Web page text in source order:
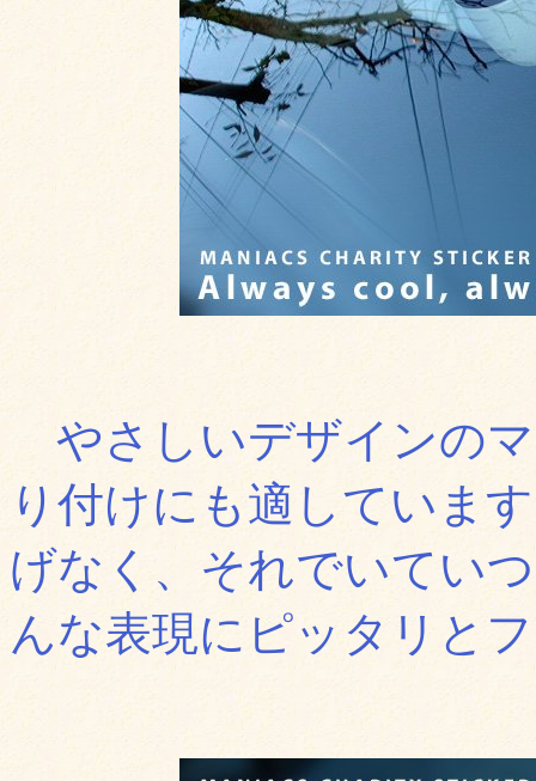
やさしいデザインの
り付けにも適していま
げなく、それでいてい
んな表現にピッタリと